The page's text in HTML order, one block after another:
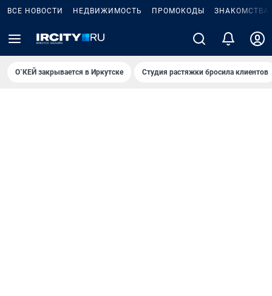
ВСЕ НОВОСТИ НЕДВИЖИМОСТЬ ПРОМОКОДЫ ЗНАКОМСТВА
О`КЕЙ закрывается в Иркутске Студия растяжки бросила клиентов